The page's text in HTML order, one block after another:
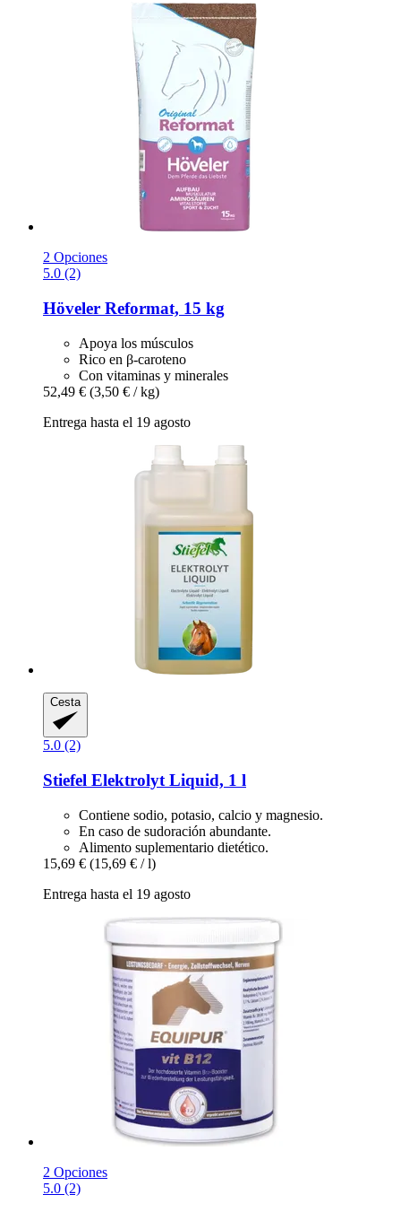
2 Opciones
5.0 (2)
Höveler Reformat, 15 kg
Apoya los músculos
Rico en β-caroteno
Con vitaminas y minerales
52,49 € (3,50 € / kg)
Entrega hasta el 19 agosto
Cesta
5.0 (2)
Stiefel Elektrolyt Liquid, 1 l
Contiene sodio, potasio, calcio y magnesio.
En caso de sudoración abundante.
Alimento suplementario dietético.
15,69 € (15,69 € / l)
Entrega hasta el 19 agosto
2 Opciones
5.0 (2)